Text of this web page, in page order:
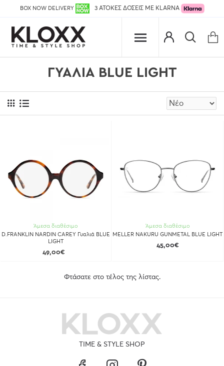
BOX NOW DELIVERY 3 ΑΤΟΚΕΣ ΔΟΣΕΙΣ ΜΕ KLARNA
ΓΥΑΛΙΆ BLUE LIGHT
Άμεσα διαθέσιμο
D.FRANKLIN NARDIN CAREY Γυαλιά BLUE
LIGHT
49,00€
Άμεσα διαθέσιμο
MELLER NAKURU GUNMETAL BLUE LIGHT
45,00€
Φτάσατε στο τέλος της λίστας.
TIME & STYLE SHOP